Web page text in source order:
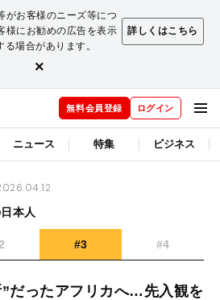
がお客様のニーズ等につ
様にお勧めの広告を表示
場合があります。
詳しくはこちら
×
無料会員登録 ログイン
ニュース 特集 ビジネス
本人
#3 #4
だったアフリカへ…先入観を